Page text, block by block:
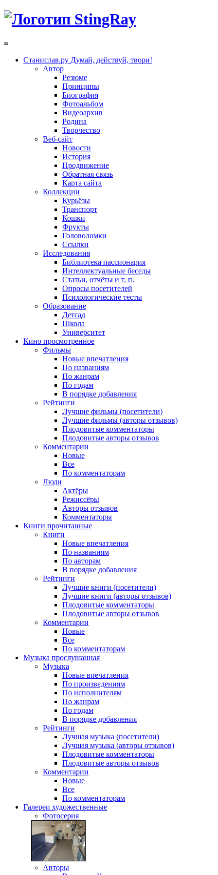
≡
Станислав.ру Думай, действуй, твори!
Автор
Резюме
Принципы
Биография
Фотоальбом
Видеоархив
Родина
Творчество
Веб-сайт
Новости
История
Продвижение
Обратная связь
Карта сайта
Коллекции
Курьёзы
Транспорт
Кошки
Фрукты
Головоломки
Ссылки
Исследования
Библиотека пассионария
Интеллектуальные беседы
Статьи, отчёты и т. п.
Опросы посетителей
Психологические тесты
Образование
Детсад
Школа
Университет
Кино просмотренное
Фильмы
Новые впечатления
По названиям
По жанрам
По годам
В порядке добавления
Рейтинги
Лучшие фильмы (посетители)
Лучшие фильмы (авторы отзывов)
Плодовитые комментаторы
Плодовитые авторы отзывов
Комментарии
Новые
Все
По комментаторам
Люди
Актёры
Режиссёры
Авторы отзывов
Комментаторы
Книги прочитанные
Книги
Новые впечатления
По названиям
По авторам
В порядке добавления
Рейтинги
Лучшие книги (посетители)
Лучшие книги (авторы отзывов)
Плодовитые комментаторы
Плодовитые авторы отзывов
Комментарии
Новые
Все
По комментаторам
Музыка прослушанная
Музыка
Новые впечатления
По произведениям
По исполнителям
По жанрам
По годам
В порядке добавления
Рейтинги
Лучшая музыка (посетители)
Лучшая музыка (авторы отзывов)
Плодовитые комментаторы
Плодовитые авторы отзывов
Комментарии
Новые
Все
По комментаторам
Галереи художественные
Фотосерия
Авторы